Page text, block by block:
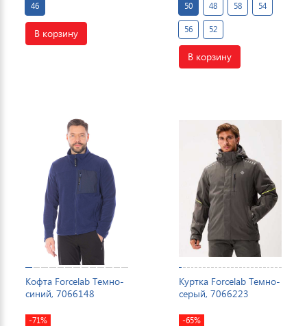
46
В корзину
50 48 58 54
56 52
В корзину
Кофта Forcelab Темно-
синий, 7066148
-71%
Куртка Forcelab Темно-
серый, 7066223
-65%